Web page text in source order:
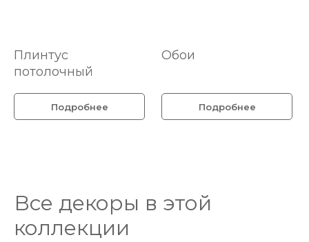
Плинтус
потолочный
Подробнее
Обои
Подробнее
Все декоры в этой
коллекции